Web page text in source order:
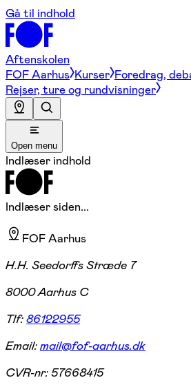
Gå til indhold
Aftenskolen
FOF Aarhus Kurser Foredrag,
Rejser, ture og rundvisninger
Open menu
Indlæser indhold
Indlæser siden...
FOF Aarhus
H.H. Seedorffs Stræde 7
8000 Aarhus C
Tlf:86122955
Email:mail@fof-aarhus.dk
CVR-nr:57668415